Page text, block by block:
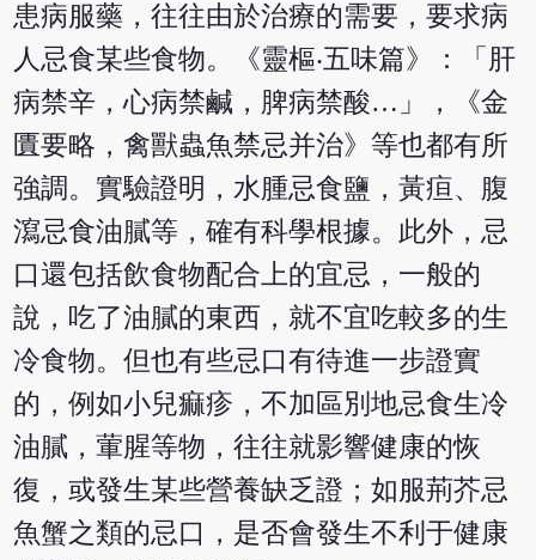
患病服藥，往往由於治療的需要，要求病
人忌食某些食物。《靈樞‧五味篇》：「肝
病禁辛，心病禁鹹，脾病禁酸…」，《金
匱要略，禽獸蟲魚禁忌并治》等也都有所
強調。實驗證明，水腫忌食鹽，黃疸、腹
瀉忌食油膩等，確有科學根據。此外，忌
口還包括飲食物配合上的宜忌，一般的
說，吃了油膩的東西，就不宜吃較多的生
冷食物。但也有些忌口有待進一步證實
的，例如小兒痲疹，不加區別地忌食生冷
油膩，葷腥等物，往往就影響健康的恢
復，或發生某些營養缺乏證；如服荊芥忌
魚蟹之類的忌口，是否會發生不利于健康